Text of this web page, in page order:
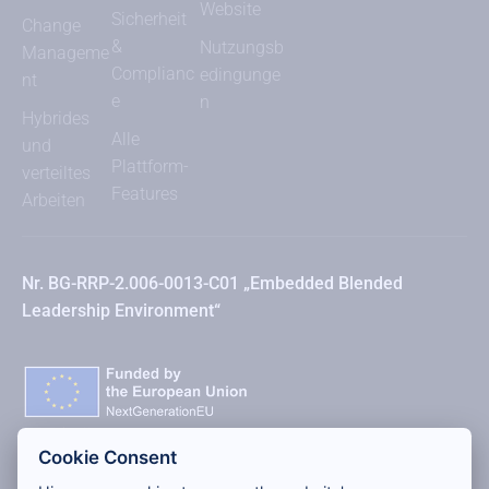
Change
Manageme
nt
Hybrides
und
verteiltes
Arbeiten
Sicherheit
&
Complianc
e
Alle
Plattform-
Features
Website
Nutzungsb
edingunge
n
Nr. BG-RRP-2.006-0013-C01 „Embedded Blended
Leadership Environment“
Cookie Consent